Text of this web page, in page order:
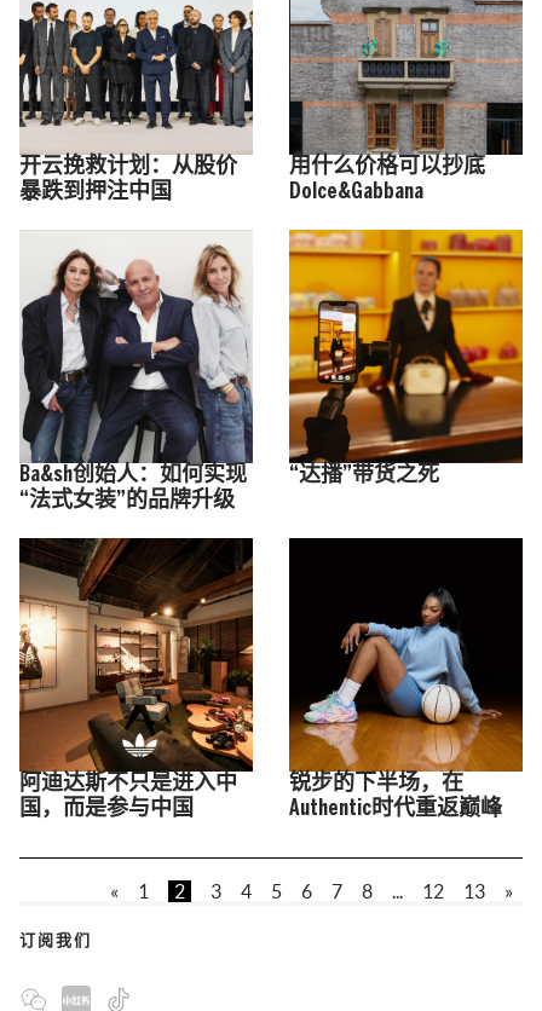
开云挽救计划：从股价
暴跌到押注中国
用什么价格可以抄底
Dolce&Gabbana
Ba&sh创始人：如何实现
“法式女装”的品牌升级
“达播”带货之死
阿迪达斯不只是进入中
国，而是参与中国
锐步的下半场，在
Authentic时代重返巅峰
« 1 2 3 4 5 6 7 8 ... 12 13 »
订阅我们